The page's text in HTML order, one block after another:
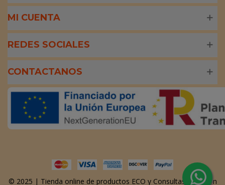
MI CUENTA
REDES SOCIALES
CONTACTANOS
© 2025 | Tienda online de productos ECO y Consultas Nutrición